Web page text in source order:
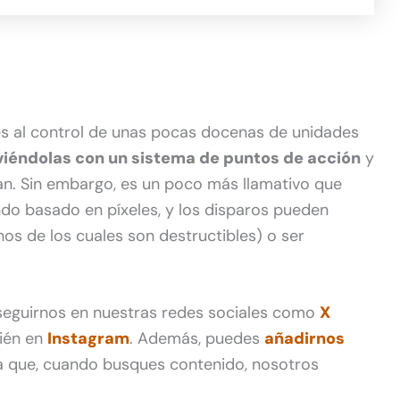
al control de unas pocas docenas de unidades
con un sistema de puntos de acción y
Sin embargo, es un poco más llamativo que
basado en píxeles, y los disparos pueden
de los cuales son destructibles) o ser
en nuestras redes sociales como X
en Instagram. Además, puedes añadirnos
cuando busques contenido, nosotros